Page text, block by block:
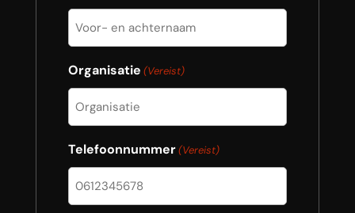
Organisatie (Vereist)
Telefoonnummer(Vereist)